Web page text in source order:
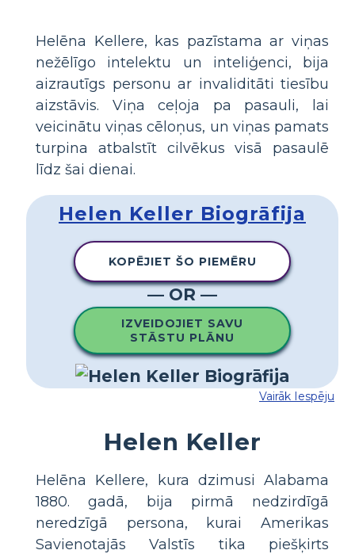
Helēna Kellere, kas pazīstama ar viņas
nežēlīgo intelektu un inteliģenci, bija
aizrautīgs personu ar invaliditāti tiesību
aizstāvis. Viņa ceļoja pa pasauli, lai
veicinātu viņas cēloņus, un viņas pamats
turpina atbalstīt cilvēkus visā pasaulē
līdz šai dienai.
Helen Keller Biogrāfija
KOPĒJIET ŠO PIEMĒRU
— OR —
IZVEIDOJIET SAVU
STĀSTU PLĀNU
Vairāk Iespēju
Helen Keller
Helēna Kellere, kura dzimusi Alabama
1880. gadā, bija pirmā nedzirdīgā
neredzīgā persona, kurai Amerikas
Savienotajās Valstīs tika piešķirts